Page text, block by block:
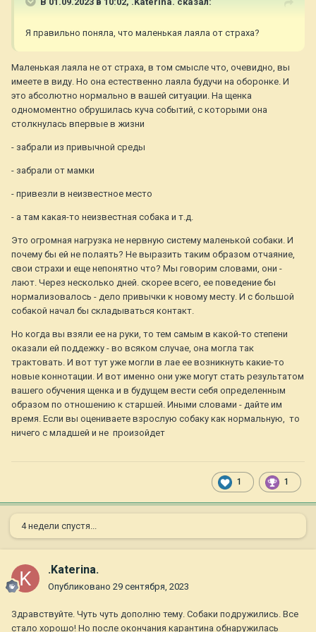
собаки.
Я правильно поняла, что маленькая лаяла от страха?
Маленькая лаяла не от страха, в том смысле что, очевидно, вы
имеете в виду. Но она естественно лаяла будучи на оборонке. И
это абсолютно нормально в вашей ситуации. На щенка
одномоментно обрушилась куча событий, с которыми она
столкнулась впервые в жизни
- забрали из привычной среды
- забрали от мамки
- привезли в неизвестное место
- а там какая-то неизвестная собака и т.д.
Это огромная нагрузка не нервную систему маленькой собаки. И
почему бы ей не полаять? Не выразить таким образом отчаяние,
свои страхи и еще непонятно что? Мы говорим словами, они -
лают. Через несколько дней. скорее всего, ее поведение бы
нормализовалось - дело привычки к новому месту. И с большой
собакой начал бы складываться контакт.
Но когда вы взяли ее на руки, то тем самым в какой-то степени
оказали ей поддежку - во всяком случае, она могла так
трактовать. И вот тут уже могли в лае ее возникнуть какие-то
новые коннотации. И вот именно они уже могут стать результатом
вашего обучения щенка и в будущем вести себя определенным
образом по отношению к старшей. Иными словами - дайте им
время. Если вы оцениваете взрослую собаку как нормальную, то
ничего с младшей и не произойдет
1 1
4 недели спустя...
.Katerina.
Опубликовано 29 сентября, 2023
Здравствуйте. Чуть чуть дополню тему. Собаки подружились. Все
стало хорошо! Но после окончания карантина обнаружилась